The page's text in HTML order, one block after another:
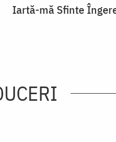
Iartă-mă Sfinte